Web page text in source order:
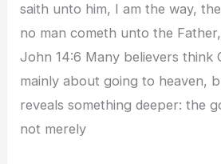
saith unto him, I am the way,
no man cometh unto the
John 14:6 Many believers think
mainly about going to heaven,
reveals something deeper: the
not merely
Destination